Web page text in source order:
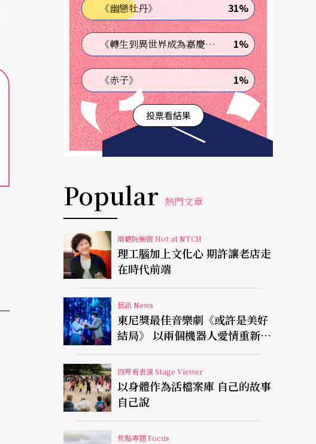
《幽戀牡丹》 31%
《轉生到異世界成為嘉慶君—發現我的祖先是詐騙集團!?》 1%
《赤子》 1%
投票看結果
Popular 熱門文章
兩廳院櫥窗 Hot at NTCH
理工腦加上文化心 期許讓老店走
在時代前端
藝訊 News
東尼獎最佳音樂劇《或許是美好
結局》 以兩個機器人愛情重新凝
視有限人生
四界看表演 Stage Viewer
以身體作為活檔案庫 自己的故事
自己說
焦點專題 Focus